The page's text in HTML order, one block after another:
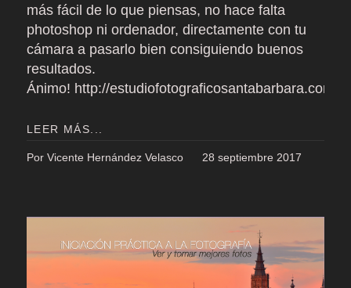
más fácil de lo que piensas, no hace falta
photoshop ni ordenador, directamente con tu
cámara a pasarlo bien consiguiendo buenos
resultados.
Ánimo! http://estudiofotograficosantabarbara.com/
LEER MÁS...
Por Vicente Hernández Velasco 28 septiembre 2017